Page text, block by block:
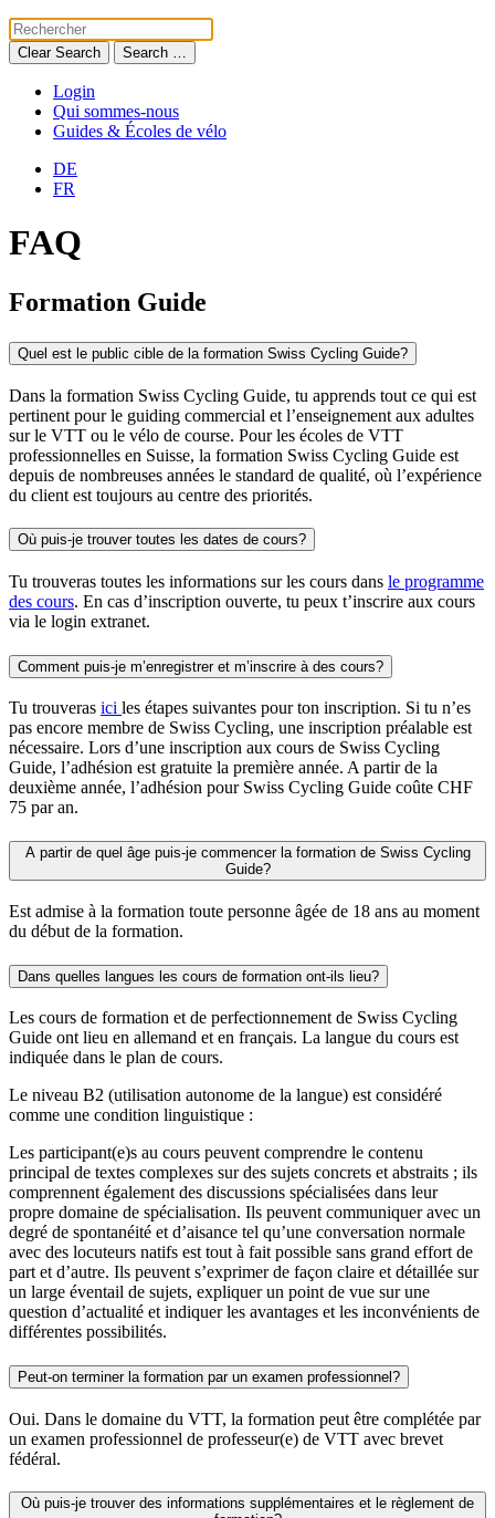
Clear Search Search …
Login
Qui sommes-nous
Guides & Écoles de vélo
DE
FR
FAQ
Formation Guide
Quel est le public cible de la formation Swiss Cycling Guide?
Dans la formation Swiss Cycling Guide, tu apprends tout ce qui est
pertinent pour le guiding commercial et l’enseignement aux adultes
sur le VTT ou le vélo de course. Pour les écoles de VTT
professionnelles en Suisse, la formation Swiss Cycling Guide est
depuis de nombreuses années le standard de qualité, où l’expérience
du client est toujours au centre des priorités.
Où puis-je trouver toutes les dates de cours?
Tu trouveras toutes les informations sur les cours dans le programme
des cours. En cas d’inscription ouverte, tu peux t’inscrire aux cours
via le login extranet.
Comment puis-je m’enregistrer et m’inscrire à des cours?
Tu trouveras ici les étapes suivantes pour ton inscription. Si tu n’es
pas encore membre de Swiss Cycling, une inscription préalable est
nécessaire. Lors d’une inscription aux cours de Swiss Cycling
Guide, l’adhésion est gratuite la première année. A partir de la
deuxième année, l’adhésion pour Swiss Cycling Guide coûte CHF
75 par an.
A partir de quel âge puis-je commencer la formation de Swiss Cycling
Guide?
Est admise à la formation toute personne âgée de 18 ans au moment
du début de la formation.
Dans quelles langues les cours de formation ont-ils lieu?
Les cours de formation et de perfectionnement de Swiss Cycling
Guide ont lieu en allemand et en français. La langue du cours est
indiquée dans le plan de cours.
Le niveau B2 (utilisation autonome de la langue) est considéré
comme une condition linguistique :
Les participant(e)s au cours peuvent comprendre le contenu
principal de textes complexes sur des sujets concrets et abstraits ; ils
comprennent également des discussions spécialisées dans leur
propre domaine de spécialisation. Ils peuvent communiquer avec un
degré de spontanéité et d’aisance tel qu’une conversation normale
avec des locuteurs natifs est tout à fait possible sans grand effort de
part et d’autre. Ils peuvent s’exprimer de façon claire et détaillée sur
un large éventail de sujets, expliquer un point de vue sur une
question d’actualité et indiquer les avantages et les inconvénients de
différentes possibilités.
Peut-on terminer la formation par un examen professionnel?
Oui. Dans le domaine du VTT, la formation peut être complétée par
un examen professionnel de professeur(e) de VTT avec brevet
fédéral.
Où puis-je trouver des informations supplémentaires et le règlement de